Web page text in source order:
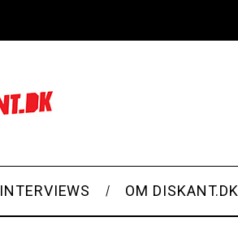
INTERVIEWS OM DISKANT.DK